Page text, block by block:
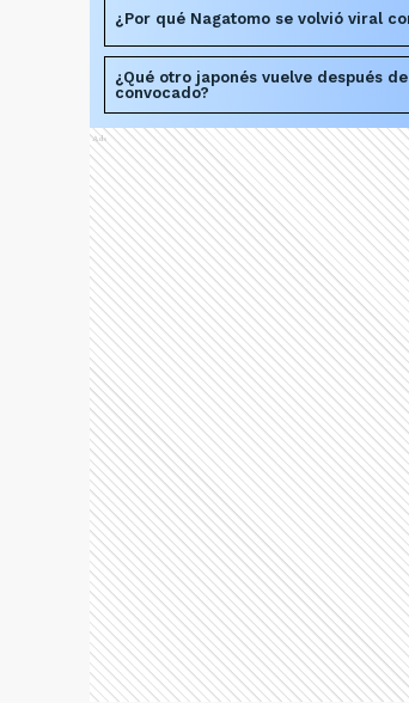
¿Por qué Nagatomo se volvió viral
¿Qué otro japonés vuelve después
convocado?
Ads